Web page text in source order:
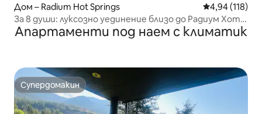
Дом – Radium Hot Springs Средна
4,94 (118)
За 8 души: луксозно уединение близо до Радиум Хот
Спрингс
Апартаменти под наем с климатик
Супердомакин
Супердомакин